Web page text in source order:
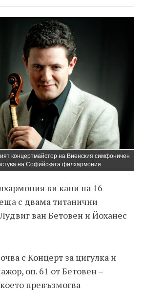
концертмайстор на Виенския симфоничен
на Софийската филхармония
ви кани на 16
с двама титанични
ван Бетовен и Йоханес
с Концерт за цигулка и
оп. 61 от Бетовен –
превъзмогва